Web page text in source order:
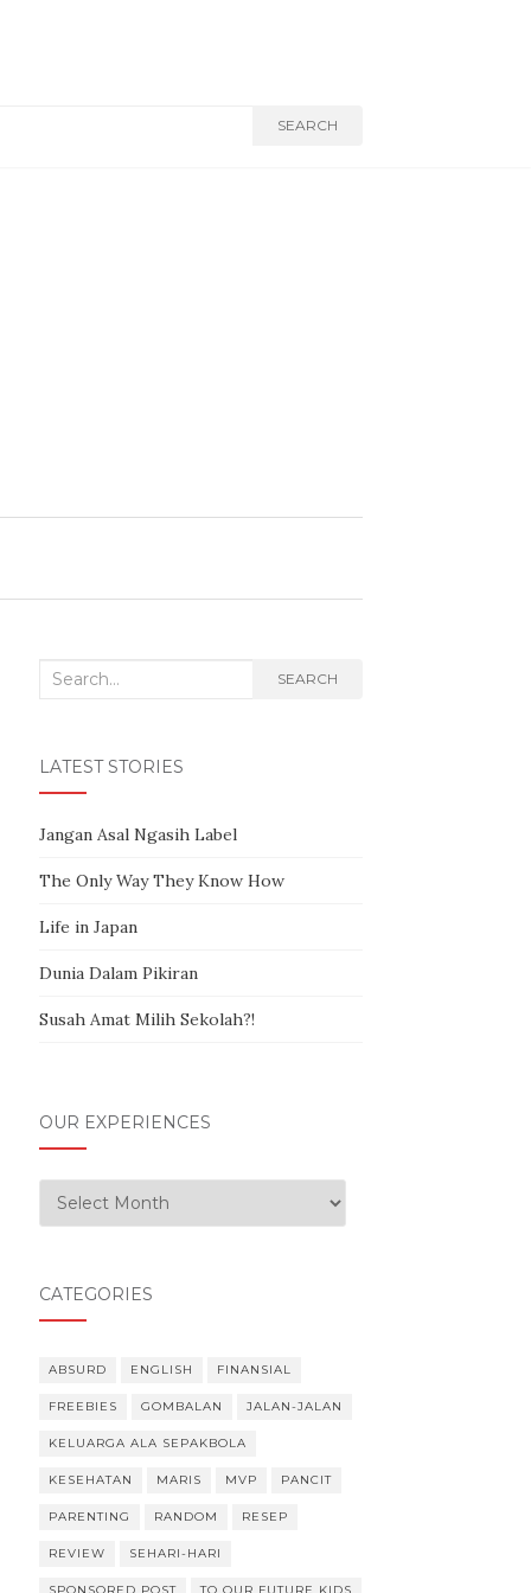
SEARCH
Search for: SEARCH
LATEST STORIES
Jangan Asal Ngasih Label
The Only Way They Know How
Life in Japan
Dunia Dalam Pikiran
Susah Amat Milih Sekolah?!
OUR EXPERIENCES
Our Experiences
CATEGORIES
ABSURD ENGLISH FINANSIAL
FREEBIES GOMBALAN JALAN-JALAN
KELUARGA ALA SEPAKBOLA
KESEHATAN MARIS MVP PANCIT
PARENTING RANDOM RESEP
REVIEW SEHARI-HARI